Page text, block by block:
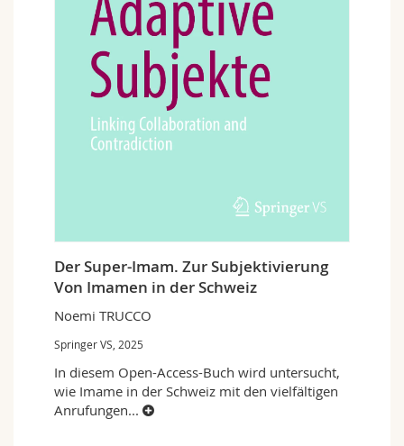
Der Super-Imam. Zur Subjektivierung
Von Imamen in der Schweiz
Noemi TRUCCO
Springer VS, 2025
In diesem Open-Access-Buch wird untersucht,
wie Imame in der Schweiz mit den vielfältigen
Anrufungen...